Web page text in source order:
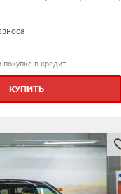
покупке в кредит
КУПИТЬ